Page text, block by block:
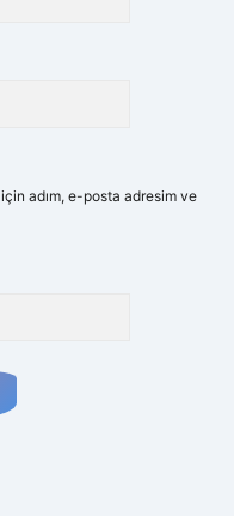
adım, e-posta adresim ve